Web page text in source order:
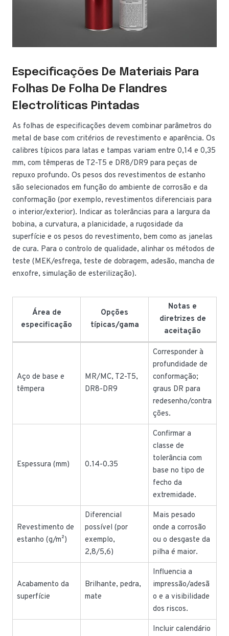
Especificações De Materiais Para
Folhas De Folha De Flandres
Electrolíticas Pintadas
As folhas de especificações devem combinar parâmetros do
metal de base com critérios de revestimento e aparência. Os
calibres típicos para latas e tampas variam entre 0,14 e 0,35
mm, com têmperas de T2-T5 e DR8/DR9 para peças de
repuxo profundo. Os pesos dos revestimentos de estanho
são selecionados em função do ambiente de corrosão e da
conformação (por exemplo, revestimentos diferenciais para
o interior/exterior). Indicar as tolerâncias para a largura da
bobina, a curvatura, a planicidade, a rugosidade da
superfície e os pesos do revestimento, bem como as janelas
de cura. Para o controlo de qualidade, alinhar os métodos de
teste (MEK/esfrega, teste de dobragem, adesão, mancha de
enxofre, simulação de esterilização).
Área de
especificação
Opções
típicas/gama
Notas e
diretrizes de
aceitação
Aço de base e
têmpera
MR/MC, T2-T5,
DR8-DR9
Corresponder à
profundidade de
conformação;
graus DR para
redesenho/contra
ções.
Espessura (mm) 0.14-0.35
Confirmar a
classe de
tolerância com
base no tipo de
fecho da
extremidade.
Revestimento de
estanho (g/m²)
Diferencial
possível (por
exemplo,
2,8/5,6)
Mais pesado
onde a corrosão
ou o desgaste da
pilha é maior.
Acabamento da
superfície
Brilhante, pedra,
mate
Influencia a
impressão/adesã
o e a visibilidade
dos riscos.
Incluir calendário